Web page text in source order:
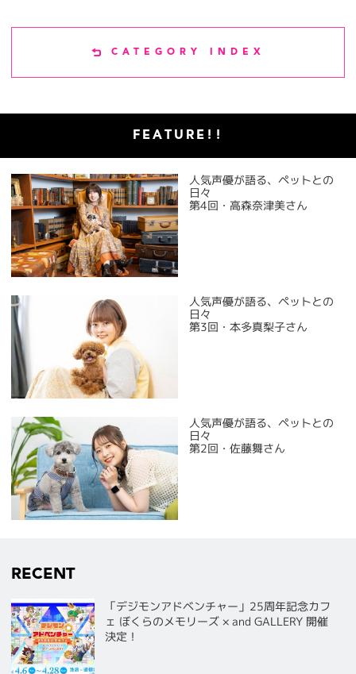
CATEGORY INDEX
FEATURE!!
人気声優が語る、ペットとの
日々
第4回・高森奈津美さん
人気声優が語る、ペットとの
日々
第3回・本多真梨子さん
人気声優が語る、ペットとの
日々
第2回・佐藤舞さん
RECENT
「デジモンアドベンチャー」25周年記念カフ
ェ ぼくらのメモリーズ × and GALLERY 開催
決定！